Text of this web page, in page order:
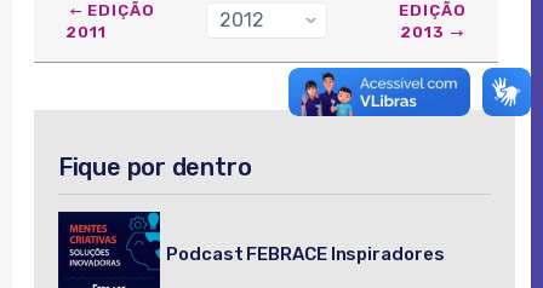
EDIÇÃO
2011
2012 ›
EDIÇÃO
2013
Fique por dentro
Podcast FEBRACE Inspiradores